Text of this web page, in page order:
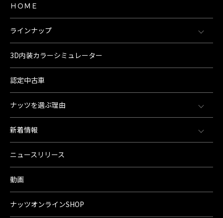
ＨＯＭＥ
ラインナップ
3D内装カラーシミュレーター
認定中古車
ナッツを選ぶ理由
新着情報
ニュースリリース
動画
ナッツオンラインSHOP